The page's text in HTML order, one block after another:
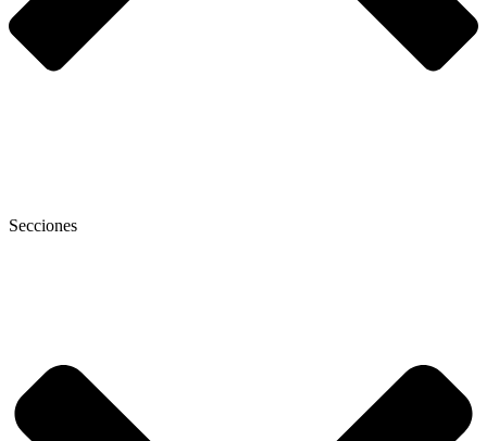
Secciones